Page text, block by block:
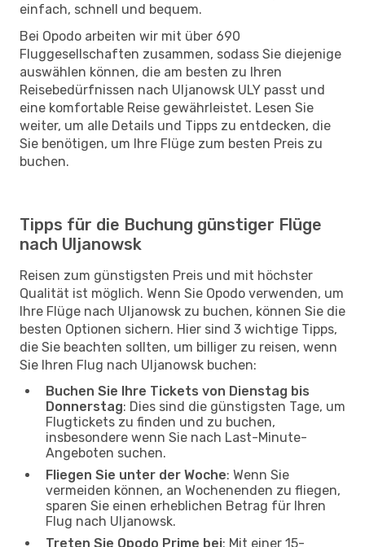
einfach, schnell und bequem.
Bei Opodo arbeiten wir mit über 690
Fluggesellschaften zusammen, sodass Sie diejenige
auswählen können, die am besten zu Ihren
Reisebedürfnissen nach Uljanowsk ULY passt und
eine komfortable Reise gewährleistet. Lesen Sie
weiter, um alle Details und Tipps zu entdecken, die
Sie benötigen, um Ihre Flüge zum besten Preis zu
buchen.
Tipps für die Buchung günstiger Flüge
nach Uljanowsk
Reisen zum günstigsten Preis und mit höchster
Qualität ist möglich. Wenn Sie Opodo verwenden, um
Ihre Flüge nach Uljanowsk zu buchen, können Sie die
besten Optionen sichern. Hier sind 3 wichtige Tipps,
die Sie beachten sollten, um billiger zu reisen, wenn
Sie Ihren Flug nach Uljanowsk buchen:
Buchen Sie Ihre Tickets von Dienstag bis
Donnerstag: Dies sind die günstigsten Tage, um
Flugtickets zu finden und zu buchen,
insbesondere wenn Sie nach Last-Minute-
Angeboten suchen.
Fliegen Sie unter der Woche: Wenn Sie
vermeiden können, an Wochenenden zu fliegen,
sparen Sie einen erheblichen Betrag für Ihren
Flug nach Uljanowsk.
Treten Sie Opodo Prime bei: Mit einer 15-